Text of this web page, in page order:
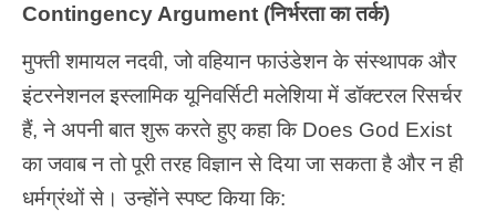
Contingency Argument (निर्भरता का तर्क)
मुफ्ती शमायल नदवी, जो वहियान फाउंडेशन के संस्थापक और
इंटरनेशनल इस्लामिक यूनिवर्सिटी मलेशिया में डॉक्टरल रिसर्चर
हैं, ने अपनी बात शुरू करते हुए कहा कि Does God Exist
का जवाब न तो पूरी तरह विज्ञान से दिया जा सकता है और न ही
धर्मग्रंथों से। उन्होंने स्पष्ट किया कि: